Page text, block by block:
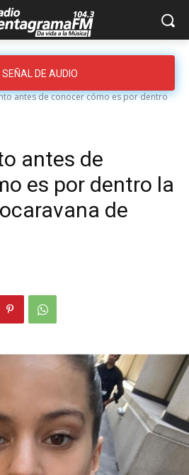
SEÑAL DE AUDIO
antes de conocer cómo es por dentro
antes de
es por dentro la
de